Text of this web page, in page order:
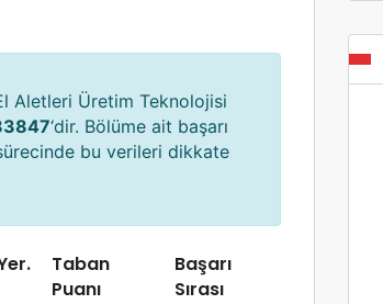
Aletleri Üretim Teknolojisi
‘dir. Bölüme ait başarı
bu verileri dikkate
Taban
Puanı
Başarı
Sırası